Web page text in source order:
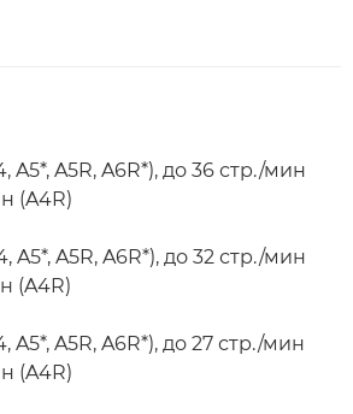
A5*, A5R, A6R*), до 36 стр./мин
(A4R)
A5*, A5R, A6R*), до 32 стр./мин
(A4R)
A5*, A5R, A6R*), до 27 стр./мин
(A4R)